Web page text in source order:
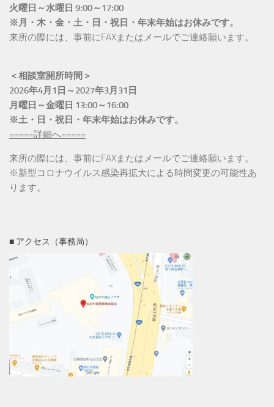
火曜日～水曜日 9:00～17:00
※月・木・金・土・日・祝日・年末年始はお休みです。
来所の際には、事前にFAXまたはメールでご連絡願います。
＜相談室開所時間＞
2026年4月1日～2027年3月31日
月曜日～金曜日 13:00～16:00
※土・日・祝日・年末年始はお休みです。
=====詳細へ=====
来所の際には、事前にFAXまたはメールでご連絡願います。
※新型コロナウイルス感染再拡大による時間変更の可能性あ
ります。
■ アクセス（事務局）